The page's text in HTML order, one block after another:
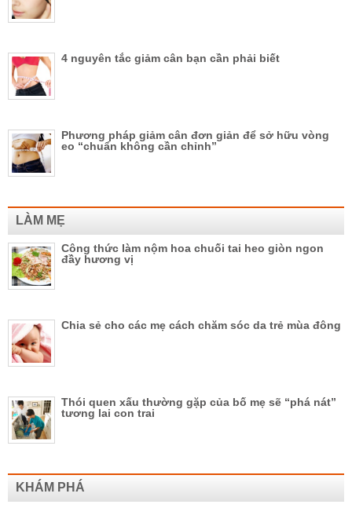
4 nguyên tắc giảm cân bạn cần phải biết
Phương pháp giảm cân đơn giản để sở hữu vòng
eo “chuẩn không cần chỉnh”
LÀM MẸ
Công thức làm nộm hoa chuối tai heo giòn ngon
đầy hương vị
Chia sẻ cho các mẹ cách chăm sóc da trẻ mùa đông
Thói quen xấu thường gặp của bố mẹ sẽ “phá nát”
tương lai con trai
KHÁM PHÁ